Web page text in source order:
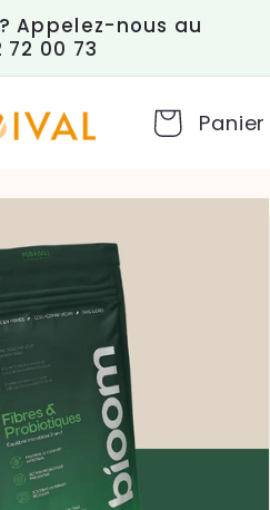
Appelez-nous au
72 00 73
Panier